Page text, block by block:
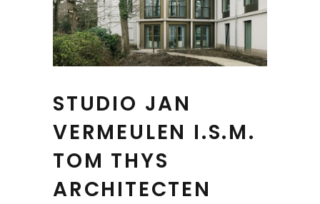
STUDIO JAN
VERMEULEN I.S.M.
TOM THYS
ARCHITECTEN